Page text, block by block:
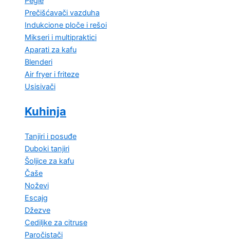
Prečišćavači vazduha
Indukcione ploče i rešoi
Mikseri i multipraktici
Aparati za kafu
Blenderi
Air fryer i friteze
Usisivači
Kuhinja
Tanjiri i posuđe
Duboki tanjiri
Šoljice za kafu
Čaše
Noževi
Escajg
Džezve
Cediljke za citruse
Paročistači